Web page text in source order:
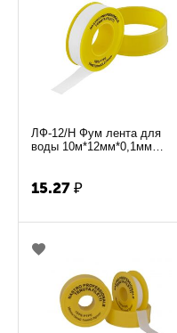
ЛФ-12/Н Фум лента для
воды 10м*12мм*0,1мм
15.27 ₽